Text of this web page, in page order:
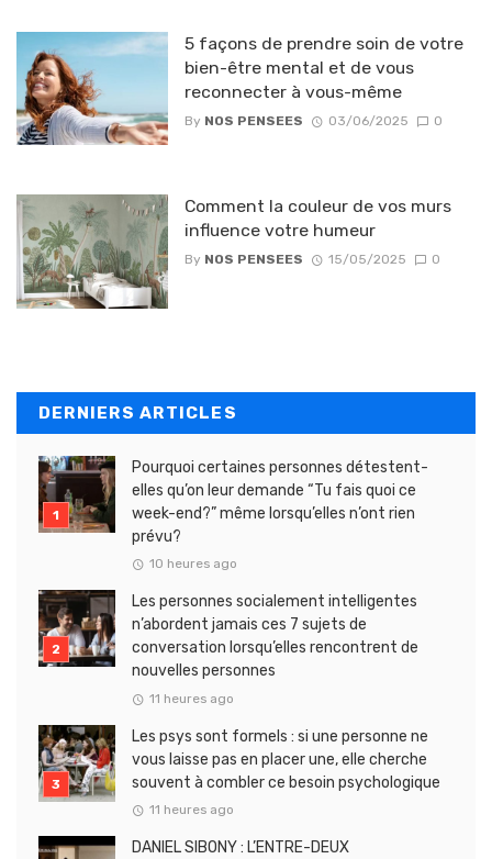
5 façons de prendre soin de votre
bien-être mental et de vous
reconnecter à vous-même
By NOS PENSEES 03/06/2025 0
Comment la couleur de vos murs
influence votre humeur
By NOS PENSEES 15/05/2025 0
DERNIERS ARTICLES
Pourquoi certaines personnes détestent-
elles qu’on leur demande “Tu fais quoi ce
week-end?” même lorsqu’elles n’ont rien
prévu?
10 heures ago
Les personnes socialement intelligentes
n’abordent jamais ces 7 sujets de
conversation lorsqu’elles rencontrent de
nouvelles personnes
11 heures ago
Les psys sont formels : si une personne ne
vous laisse pas en placer une, elle cherche
souvent à combler ce besoin psychologique
11 heures ago
DANIEL SIBONY : L’ENTRE-DEUX